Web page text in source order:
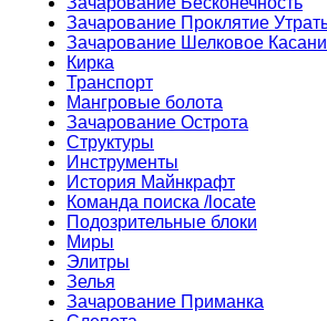
Зачарование Проклятие
Зачарование Шелковое
Кирка
Транспорт
Мангровые болота
Зачарование Острота
Структуры
Инструменты
История Майнкрафт
Команда поиска /locate
Подозрительные блоки
Миры
Элитры
Зелья
Зачарование Приманка